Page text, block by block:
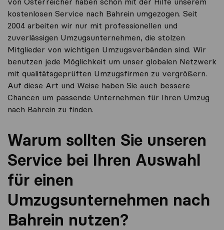
kostenlosen Service nach Bahrein umgezogen. Seit
2004 arbeiten wir nur mit professionellen und
zuverlässigen Umzugsunternehmen, die stolzen
Mitglieder von wichtigen Umzugsverbänden sind. Wir
benutzen jede Möglichkeit um unser globalen Netzwerk
mit qualitätsgeprüften Umzugsfirmen zu vergrößern.
Auf diese Art und Weise haben Sie auch bessere
Chancen um passende Unternehmen für Ihren Umzug
nach Bahrein zu finden.
Warum sollten Sie unseren
Service bei Ihren Auswahl
für einen
Umzugsunternehmen nach
Bahrein nutzen?